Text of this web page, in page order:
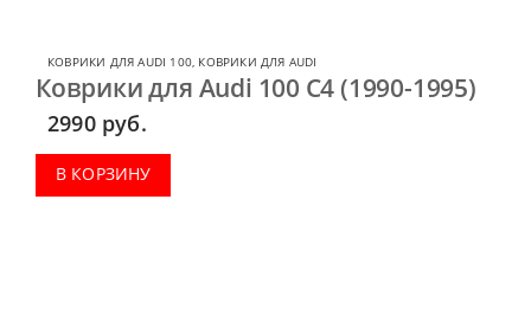
КОВРИКИ ДЛЯ AUDI 100, КОВРИКИ ДЛЯ AUDI
Коврики для Audi 100 C4 (1990-1995)
2990 руб.
В КОРЗИНУ